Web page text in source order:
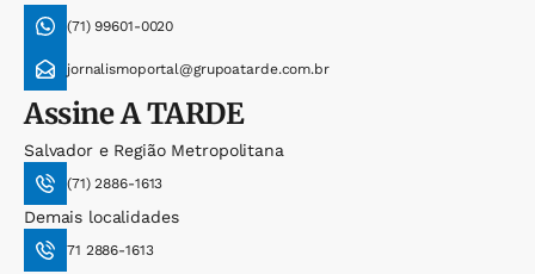
(71) 99601-0020
jornalismoportal@grupoatarde.com.br
AssineA TARDE
Salvador e Região Metropolitana
(71) 2886-1613
Demais localidades
71 2886-1613